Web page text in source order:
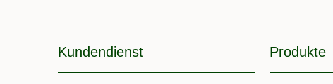
Kundendienst Produkte